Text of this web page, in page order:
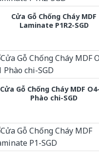
Cửa Gỗ Chống Cháy MDF
Laminate P1R2-SGD
Cửa Gỗ Chống Cháy MDF
Phào chi-SGD